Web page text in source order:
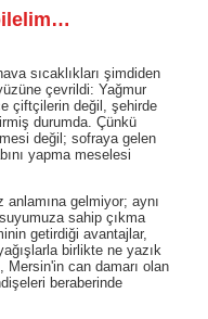
sıcaklıkları şimdiden
çevrildi: Yağmur
çiftçilerin değil, şehirde
durumda. Çünkü
değil; sofraya gelen
yapma meselesi
gelmiyor; aynı
sahip çıkma
getirdiği avantajlar,
birlikte ne yazık
Mersin'in can damarı olan
beraberinde